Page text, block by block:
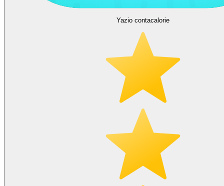
Yazio contacalorie